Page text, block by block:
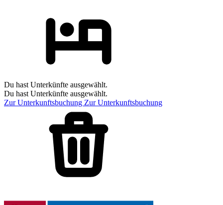
Du hast Unterkünfte ausgewählt.
Du hast Unterkünfte ausgewählt.
Zur Unterkunftsbuchung Zur Unterkunftsbuchung